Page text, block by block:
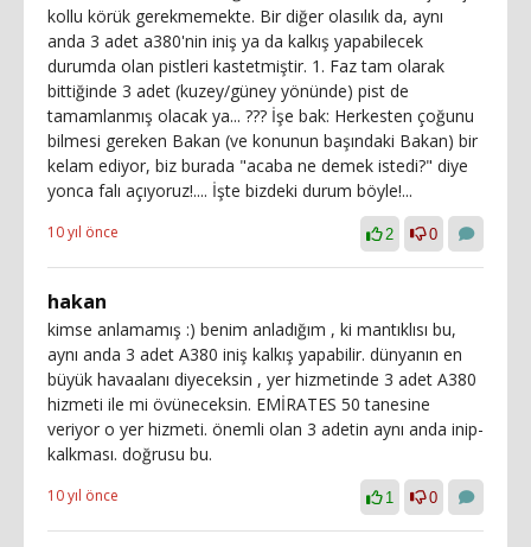
kollu körük gerekmemekte. Bir diğer olasılık da, aynı
anda 3 adet a380'nin iniş ya da kalkış yapabilecek
durumda olan pistleri kastetmiştir. 1. Faz tam olarak
bittiğinde 3 adet (kuzey/güney yönünde) pist de
tamamlanmış olacak ya... ??? İşe bak: Herkesten çoğunu
bilmesi gereken Bakan (ve konunun başındaki Bakan) bir
kelam ediyor, biz burada "acaba ne demek istedi?" diye
yonca falı açıyoruz!.... İşte bizdeki durum böyle!...
10 yıl önce 2 0
hakan
kimse anlamamış :) benim anladığım , ki mantıklısı bu,
aynı anda 3 adet A380 iniş kalkış yapabilir. dünyanın en
büyük havaalanı diyeceksin , yer hizmetinde 3 adet A380
hizmeti ile mi övüneceksin. EMİRATES 50 tanesine
veriyor o yer hizmeti. önemli olan 3 adetin aynı anda inip-
kalkması. doğrusu bu.
10 yıl önce 1 0